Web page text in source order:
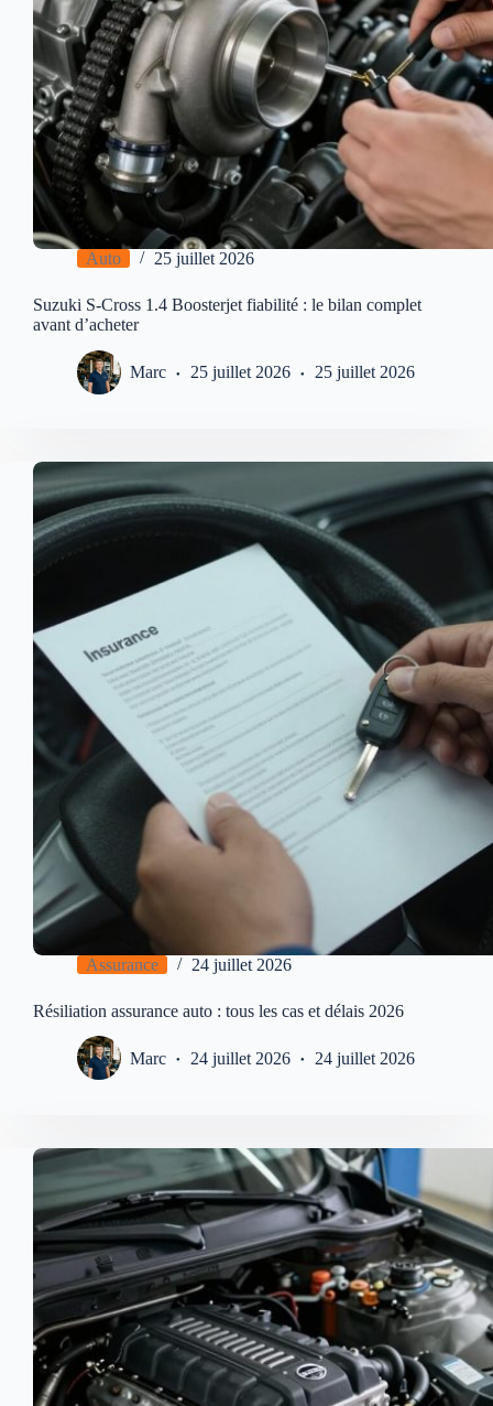
Auto 25 juillet 2026
Suzuki S-Cross 1.4 Boosterjet fiabilité : le bilan complet
avant d’acheter
Marc 25 juillet 2026 25 juillet 2026
Assurance 24 juillet 2026
Résiliation assurance auto : tous les cas et délais 2026
Marc 24 juillet 2026 24 juillet 2026